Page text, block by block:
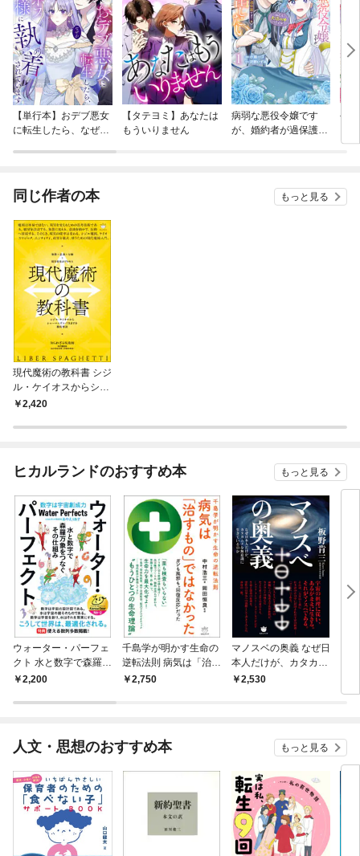
【単行本】おデブ悪女
に転生したら、なぜか
【タテヨミ】あなたは
もういりません
病弱な悪役令嬢です
が、婚約者が過保護す
公
同じ作者の本 もっと見る
現代魔術の教科書 シジ
ル・ケイオスからシャ
ーマニズム・VRまで
2,420
ヒカルランドのおすすめ本 もっと見る
ウォーター・パーフェ
クト 水と数字で森羅万
象をつなぐその仕組み
2,200
千島学が明かす生命の
逆転法則 病気は「治す
もの」ではなかった
2,750
マノスベの奥義 なぜ日
本人だけが、カタカム
ナを無意識に生きてい
2,530
人文・思想のおすすめ本 もっと見る